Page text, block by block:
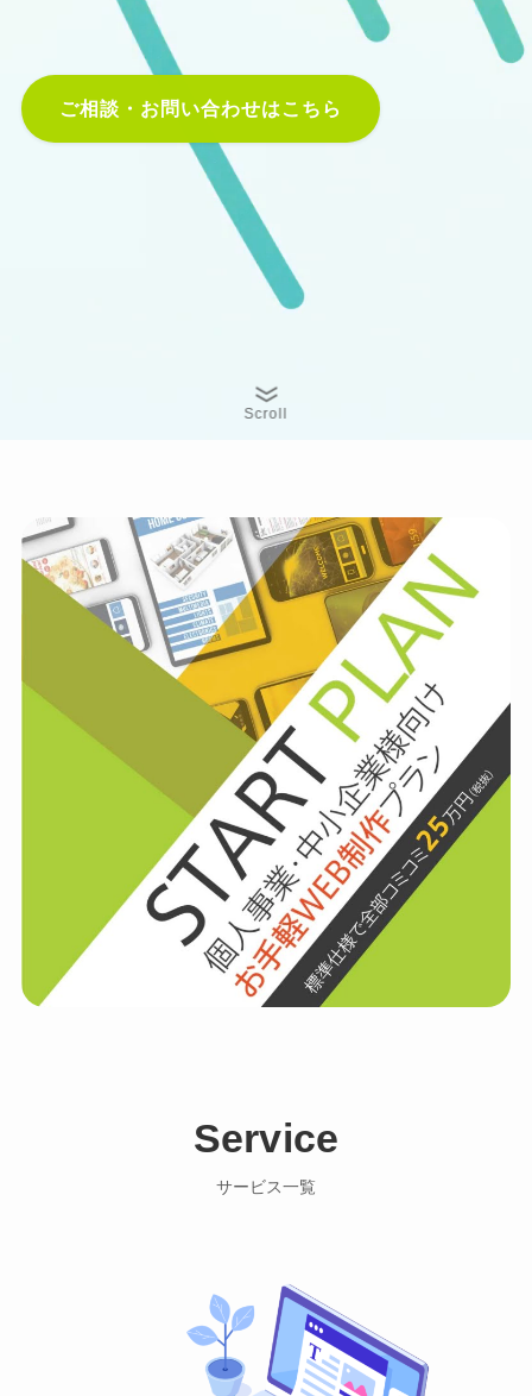
ご相談・お問い合わせはこちら
Scroll
Service
サービス一覧